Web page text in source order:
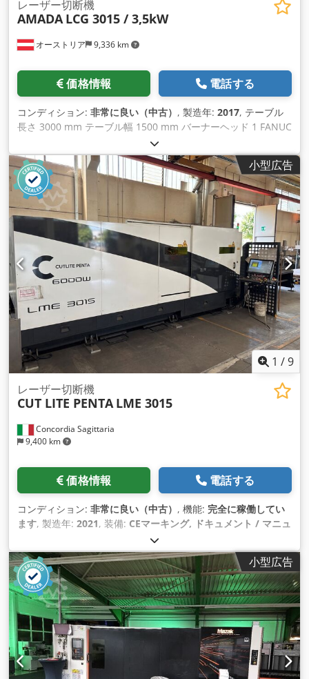
オーストリア 9,336 km
レーザー切断機
AMADA LCG 3015 / 3,5kW
価格情報 電話する
コンディション: 非常に良い（中古） , 製造年: 2017, テーブル
長さ 3000 mm テーブル幅 1500 mm バーナーヘッド 1 FANUC
AF3500i-C 制御 総電力要件 3.5kW 機械重量約12.5t 必要スペー
ス 約12300 x 6000 x 2200 m モデル: アマダ LCG3015 3.5kw
レーザー共振器: AF3500i-C Crjdpevwgu Dofx Am Hsf パレッ
トチェンジャー: LST 3015 Gシリーズ 制御軸: X、Y、Z 軸 (3 軸
を同時に制御) 軸移動量: 3070 x 1550 x 100mm (Z軸) 最大材料
厚さ 20mm構造用鋼 10mmステンレス 8mmアルミニウム
（A5052） 最大加工寸法：3070mm×1550mm 最大同時送り速
度: X/Y、170m/分 位置決め精度: +/- 0.01mm 最大材料質量:
920 kg 定格電力: 3500W 加工面の高さ：840 mm 機械の幅
2840mm 機械の高さ 2166 mm 機械重量 8,200 kg
小型広告
1 /9
Concordia Sagittaria
9,400 km
レーザー切断機
CUT LITE PENTA LME 3015
価格情報 電話する
コンディション: 非常に良い（中古） , 機能: 完全に稼働してい
ます, 製造年: 2021, 装備: CEマーキング, ドキュメント / マニュ
小型広告